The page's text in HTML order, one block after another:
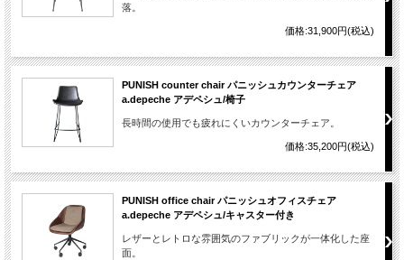
落。
価格:31,900円(税込)
PUNISH counter chair パニッシュカウンターチェア
a.depeche アデペシュ/椅子
長時間の使用でも疲れにくいカウンターチェア。
価格:35,200円(税込)
PUNISH office chair パニッシュオフィスチェア
a.depeche アデペシュ/キャスター付き
レザーとレトロな雰囲気のファブリックが一体化した座
面。